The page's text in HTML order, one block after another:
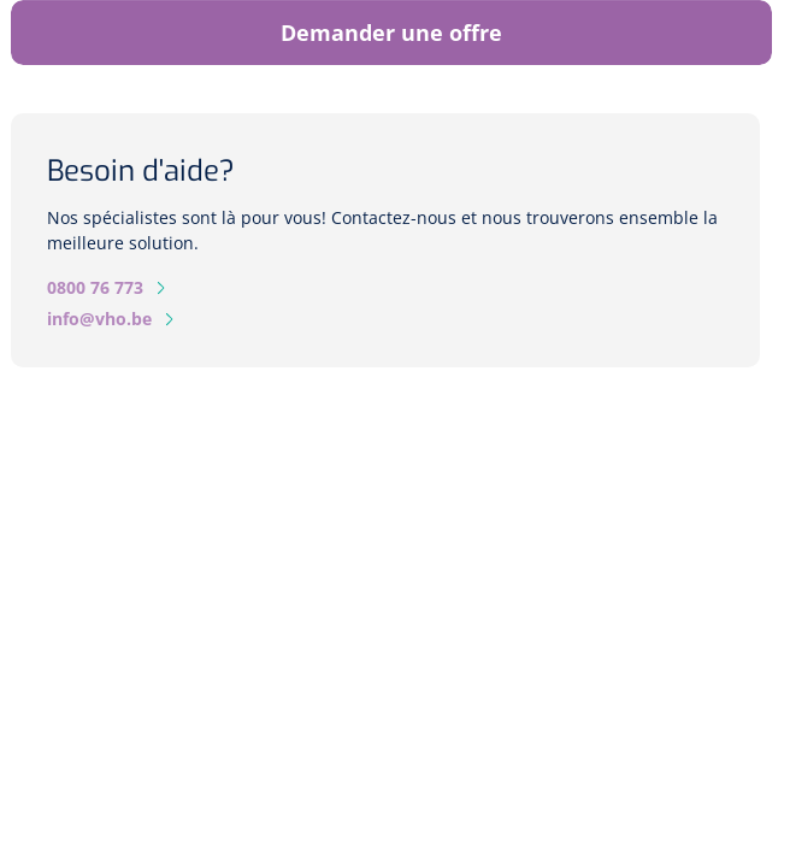
Demander une offre
Besoin d'aide?
Nos spécialistes sont là pour vous! Contactez-nous et nous trouverons ensemble la
meilleure solution.
0800 76 773
info@vho.be